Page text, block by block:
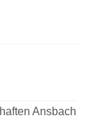
Ansbach